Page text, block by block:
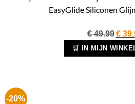
EasyGlide Siliconen
€49.99
prijs
was:
€
🛒 IN MIJN
-20%